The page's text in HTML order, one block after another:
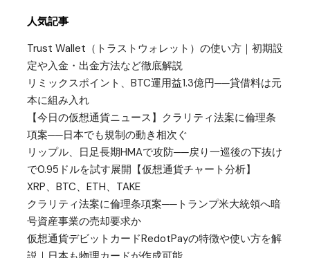
人気記事
Trust Wallet（トラストウォレット）の使い方｜初期設
定や入金・出金方法など徹底解説
リミックスポイント、BTC運用益1.3億円──貸借料は元
本に組み入れ
【今日の仮想通貨ニュース】クラリティ法案に倫理条
項案──日本でも規制の動き相次ぐ
リップル、日足長期HMAで攻防──戻り一巡後の下抜け
で0.95ドルを試す展開【仮想通貨チャート分析】
XRP、BTC、ETH、TAKE
クラリティ法案に倫理条項案──トランプ米大統領へ暗
号資産事業の売却要求か
仮想通貨デビットカードRedotPayの特徴や使い方を解